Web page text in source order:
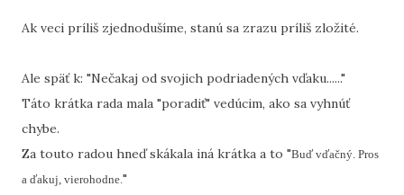
Ak veci príliš zjednodušíme, stanú sa zrazu príliš zložité.
Ale späť k: "Nečakaj od svojich podriadených vďaku......"
Táto krátka rada mala "poradiť" vedúcim, ako sa vyhnúť
chybe.
Za touto radou hneď skákala iná krátka a to "Buď vďačný. Pros
a ďakuj, vierohodne."